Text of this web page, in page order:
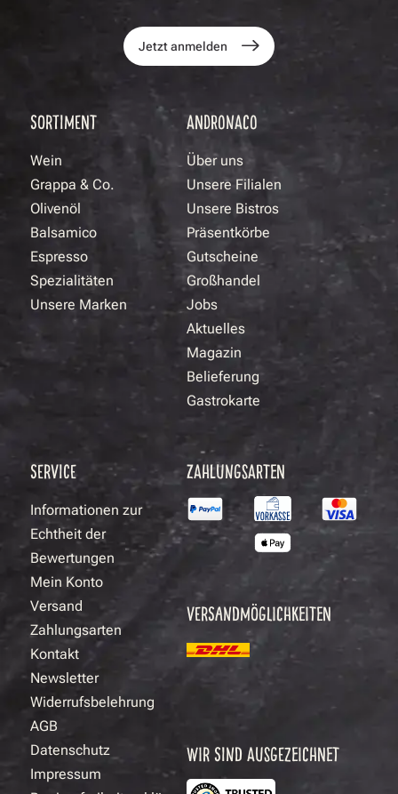
Jetzt anmelden
SORTIMENT
Wein
Grappa & Co.
Olivenöl
Balsamico
Espresso
Spezialitäten
Unsere Marken
ANDRONACO
Über uns
Unsere Filialen
Unsere Bistros
Präsentkörbe
Gutscheine
Großhandel
Jobs
Aktuelles
Magazin
Belieferung
Gastrokarte
SERVICE
Informationen zur
Echtheit der
Bewertungen
Mein Konto
Versand
Zahlungsarten
Kontakt
Newsletter
Widerrufsbelehrung
AGB
Datenschutz
Impressum
ZAHLUNGSARTEN
VERSANDMÖGLICHKEITEN
WIR SIND AUSGEZEICHNET